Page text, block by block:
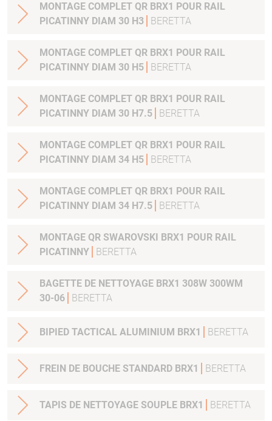
MONTAGE COMPLET QR BRX1 POUR RAIL
PICATINNY DIAM 30 H3
BERETTA
MONTAGE COMPLET QR BRX1 POUR RAIL
PICATINNY DIAM 30 H5
BERETTA
MONTAGE COMPLET QR BRX1 POUR RAIL
PICATINNY DIAM 30 H7.5
BERETTA
MONTAGE COMPLET QR BRX1 POUR RAIL
PICATINNY DIAM 34 H5
BERETTA
MONTAGE COMPLET QR BRX1 POUR RAIL
PICATINNY DIAM 34 H7.5
BERETTA
MONTAGE QR SWAROVSKI BRX1 POUR RAIL
PICATINNY
BERETTA
BAGETTE DE NETTOYAGE BRX1 308W 300WM
30-06
BERETTA
BIPIED TACTICAL ALUMINIUM BRX1 BERETTA
FREIN DE BOUCHE STANDARD BRX1 BERETTA
TAPIS DE NETTOYAGE SOUPLE BRX1 BERETTA